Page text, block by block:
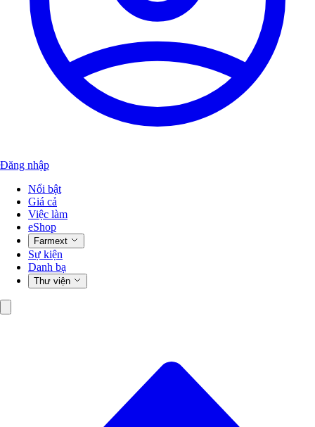
Đăng nhập
Nổi bật
Giá cả
Việc làm
eShop
Farmext
Sự kiện
Danh bạ
Thư viện